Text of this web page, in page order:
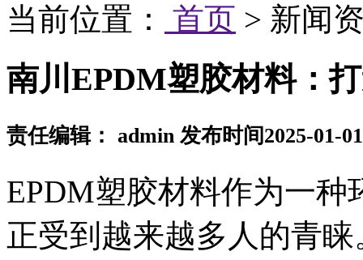
当前位置：
首页 > 新闻
南川EPDM塑胶材料：
责任编辑： admin 发布时间2025-01-
EPDM塑胶材料作为一
正受到越来越多人的青